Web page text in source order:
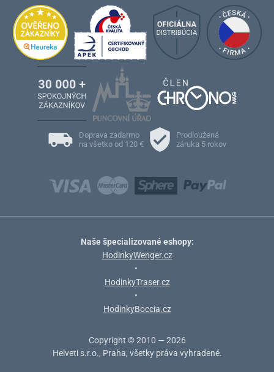
Doprava zadarmo
na všetko od 120 €
Prodloužená
záruka 5 rokov
Naše špecializované eshopy:
HodinkyWenger.cz
•
HodinkyTraser.cz
•
HodinkyBoccia.cz
Copyright © 2010 — 2026
Helveti s.r.o., Praha, všetky práva vyhradené.